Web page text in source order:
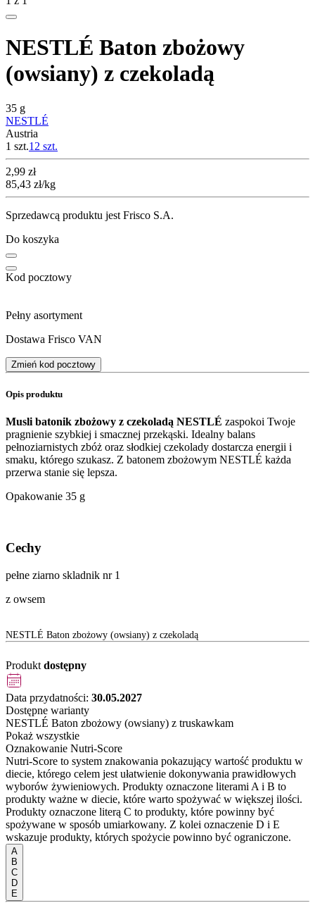
NESTLÉ Baton zbożowy
(owsiany) z czekoladą
35 g
NESTLÉ
Austria
1 szt.12 szt.
Cena
2,99 zł
85,43 zł/kg
Sprzedawcą produktu jest Frisco S.A.
Do koszyka
Kod pocztowy
Pełny asortyment
Dostawa Frisco VAN
Zmień kod pocztowy
Opis produktu
Musli batonik zbożowy z czekoladą NESTLÉ zaspokoi Twoje
pragnienie szybkiej i smacznej przekąski. Idealny balans
pełnoziarnistych zbóż oraz słodkiej czekolady dostarcza energii i
smaku, którego szukasz. Z batonem zbożowym NESTLÉ każda
przerwa stanie się lepsza.
Opakowanie 35 g
Cechy
pełne ziarno skladnik nr 1
z owsem
NESTLÉ Baton zbożowy (owsiany) z czekoladą
Produkt dostępny
Data przydatności: 30.05.2027
Dostępne warianty
NESTLÉ Baton zbożowy (owsiany) z truskawkam
Pokaż wszystkie
Oznakowanie Nutri-Score
Nutri-Score to system znakowania pokazujący wartość produktu w
diecie, którego celem jest ułatwienie dokonywania prawidłowych
wyborów żywieniowych. Produkty oznaczone literami A i B to
produkty ważne w diecie, które warto spożywać w większej ilości.
Produkty oznaczone literą C to produkty, które powinny być
spożywane w sposób umiarkowany. Z kolei oznaczenie D i E
wskazuje produkty, których spożycie powinno być ograniczone.
A
B
C
D
E